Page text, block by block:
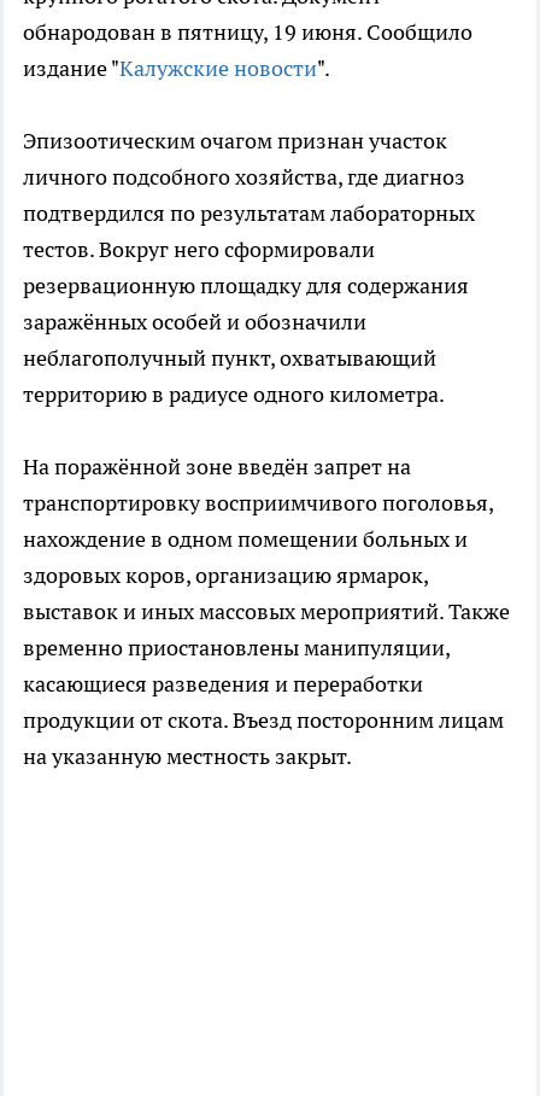
обнародован в пятницу, 19 июня. Сообщило
издание "Калужские новости".
Эпизоотическим очагом признан участок
личного подсобного хозяйства, где диагноз
подтвердился по результатам лабораторных
тестов. Вокруг него сформировали
резервационную площадку для содержания
заражённых особей и обозначили
неблагополучный пункт, охватывающий
территорию в радиусе одного километра.
На поражённой зоне введён запрет на
транспортировку восприимчивого поголовья,
нахождение в одном помещении больных и
здоровых коров, организацию ярмарок,
выставок и иных массовых мероприятий. Также
временно приостановлены манипуляции,
касающиеся разведения и переработки
продукции от скота. Въезд посторонним лицам
на указанную местность закрыт.